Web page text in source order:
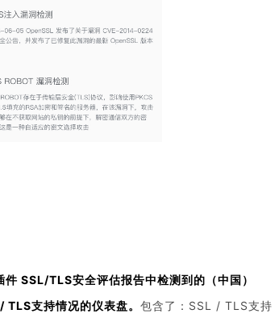
SSL/TLS安全评估报告中检测到的（中国）
支持情况的仪表盘。 包含了：SSL / TLS支持